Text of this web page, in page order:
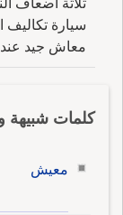
ثلاثة أضعاف
سيارة تكاليف
معاش جيد عند
كلمات شبيهة
معيش